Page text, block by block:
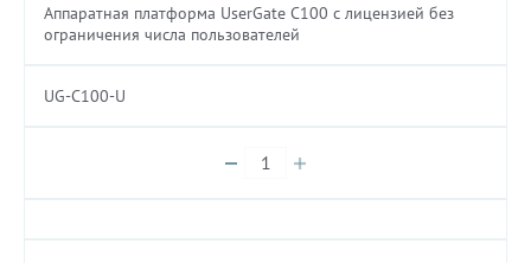
Аппаратная платформа UserGate C100 с лицензией без
ограничения числа пользователей
UG-C100-U